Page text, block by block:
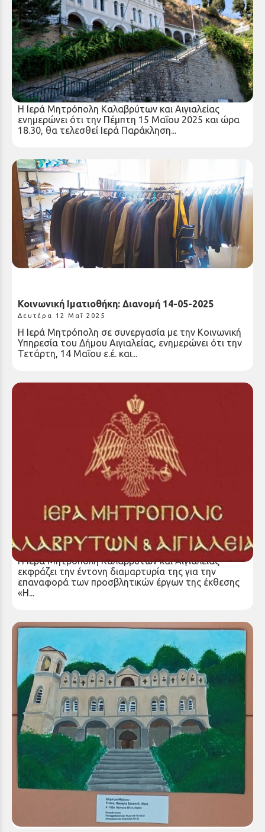
Ιερά Παράκληση υπέρ πνευματικής ενισχύσεως
εν όψει των ενδοσχολικών και εισαγωγικών
εξετάσεων
Τετάρτη 14 Μαΐ 2025
Η Ιερά Μητρόπολη Καλαβρύτων και Αιγιαλείας
ενημερώνει ότι την Πέμπτη 15 Μαΐου 2025 και ώρα
18.30, θα τελεσθεί Ιερά Παράκληση...
Κοινωνική Ιματιοθήκη: Διανομή 14-05-2025
Δευτέρα 12 Μαΐ 2025
Η Ιερά Μητρόπολη σε συνεργασία με την Κοινωνική
Υπηρεσία του Δήμου Αιγιαλείας, ενημερώνει ότι την
Τετάρτη, 14 Μαΐου ε.έ. και...
έκθεσης «Η σαγήνη του αλλόκοτου» στην Εθνική
Πινακοθήκη”
Η Ιερά Μητρόπολη Καλαβρύτων και Αιγιαλείας
εκφράζει την έντονη διαμαρτυρία της για την
επαναφορά των προσβλητικών έργων της έκθεσης
«Η...
“ Συγχαρητήριες ευχές προς τη μαθήτρια του
Π.ΕΠΑ.Λ. Αιγίου Δήμητρα Μάρκου”
Η Ιερά Μητρόπολη Καλαβρύτων και Αιγιαλείας και ο
Σεπτός Ποιμενάρχης μας κ. Ιερώνυμος προσωπικώς
εκφράζουν τις πλέον θερμές και εγκάρδιες...